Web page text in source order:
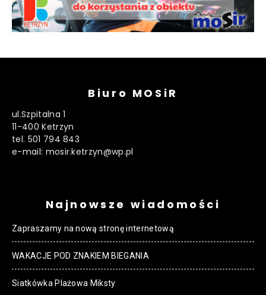
Biuro MOSiR
ul.Szpitalna 1
11-400 Ketrzyn
tel. 501 794 843
e-mail: mosir.ketrzyn@wp.pl
Najnowsze wiadomości
Zapraszamy na nową stronę internetową
WAKACJE POD ZNAKIEM BIEGANIA
Siatkówka Plażowa Miksty